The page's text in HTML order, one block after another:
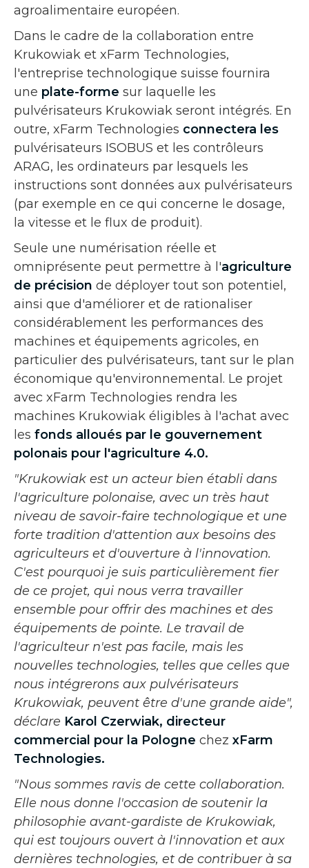
agroalimentaire européen.
Dans le cadre de la collaboration entre
Krukowiak et xFarm Technologies,
l'entreprise technologique suisse fournira
une plate-forme sur laquelle les
pulvérisateurs Krukowiak seront intégrés. En
outre, xFarm Technologies connectera les
pulvérisateurs ISOBUS et les contrôleurs
ARAG, les ordinateurs par lesquels les
instructions sont données aux pulvérisateurs
(par exemple en ce qui concerne le dosage,
la vitesse et le flux de produit).
Seule une numérisation réelle et
omniprésente peut permettre à l'agriculture
de précision de déployer tout son potentiel,
ainsi que d'améliorer et de rationaliser
considérablement les performances des
machines et équipements agricoles, en
particulier des pulvérisateurs, tant sur le plan
économique qu'environnemental. Le projet
avec xFarm Technologies rendra les
machines Krukowiak éligibles à l'achat avec
les fonds alloués par le gouvernement
polonais pour l'agriculture 4.0.
"Krukowiak est un acteur bien établi dans
l'agriculture polonaise, avec un très haut
niveau de savoir-faire technologique et une
forte tradition d'attention aux besoins des
agriculteurs et d'ouverture à l'innovation.
C'est pourquoi je suis particulièrement fier
de ce projet, qui nous verra travailler
ensemble pour offrir des machines et des
équipements de pointe. Le travail de
l'agriculteur n'est pas facile, mais les
nouvelles technologies, telles que celles que
nous intégrerons aux pulvérisateurs
Krukowiak, peuvent être d'une grande aide",
déclare Karol Czerwiak, directeur
commercial pour la Pologne chez xFarm
Technologies.
"Nous sommes ravis de cette collaboration.
Elle nous donne l'occasion de soutenir la
philosophie avant-gardiste de Krukowiak,
qui est toujours ouvert à l'innovation et aux
dernières technologies, et de contribuer à sa